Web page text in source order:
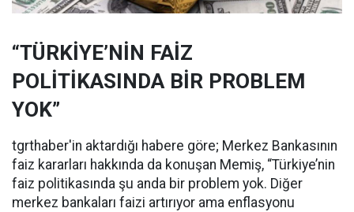
“TÜRKİYE’NİN FAİZ
POLİTİKASINDA BİR PROBLEM
YOK”
tgrthaber'in aktardığı habere göre; Merkez Bankasının
faiz kararları hakkında da konuşan Memiş, “Türkiye’nin
faiz politikasında şu anda bir problem yok. Diğer
merkez bankaları faizi artırıyor ama enflasyonu